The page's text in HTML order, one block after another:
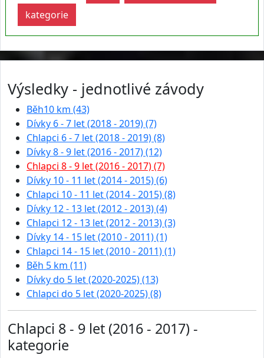
kategorie
Výsledky - jednotlivé závody
Běh10 km (43)
Dívky 6 - 7 let (2018 - 2019) (7)
Chlapci 6 - 7 let (2018 - 2019) (8)
Dívky 8 - 9 let (2016 - 2017) (12)
Chlapci 8 - 9 let (2016 - 2017) (7)
Dívky 10 - 11 let (2014 - 2015) (6)
Chlapci 10 - 11 let (2014 - 2015) (8)
Dívky 12 - 13 let (2012 - 2013) (4)
Chlapci 12 - 13 let (2012 - 2013) (3)
Dívky 14 - 15 let (2010 - 2011) (1)
Chlapci 14 - 15 let (2010 - 2011) (1)
Běh 5 km (11)
Dívky do 5 let (2020-2025) (13)
Chlapci do 5 let (2020-2025) (8)
Chlapci 8 - 9 let (2016 - 2017) -
kategorie